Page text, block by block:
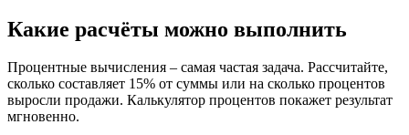
Какие расчёты можно выполнить
Процентные вычисления – самая частая задача. Рассчитайте,
сколько составляет 15% от суммы или на сколько процентов
выросли продажи. Калькулятор процентов покажет результат
мгновенно.